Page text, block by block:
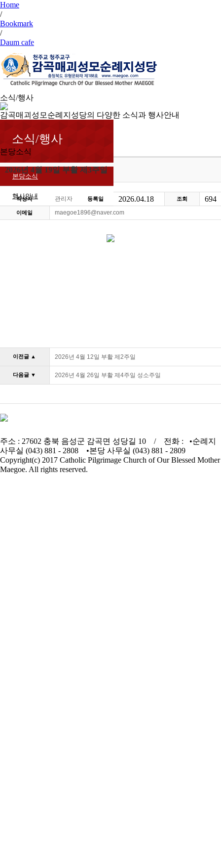
Home
/
Bookmark
/
Daum cafe
소식/행사
감곡매괴성모순례지성당의 다양한 소식과 행사안내
소식/행사
본당소식
행사안내
본당소식
2026년 4월 19일 부활 제3주일
작성자 관리자 등록일 2026.04.18 조회 694
이메일 maegoe1896@naver.com
이전글 ▲ 2026년 4월 12일 부활 제2주일
다음글 ▼ 2026년 4월 26일 부활 제4주일 성소주일
주소 : 27602 충북 음성군 감곡면 성당길 10 / 전화 : •순례지
사무실 (043) 881 - 2808 •본당 사무실 (043) 881 - 2809
Copyright(c) 2017 Catholic Pilgrimage Church of Our Blessed Mother
Maegoe. All rights reserved.